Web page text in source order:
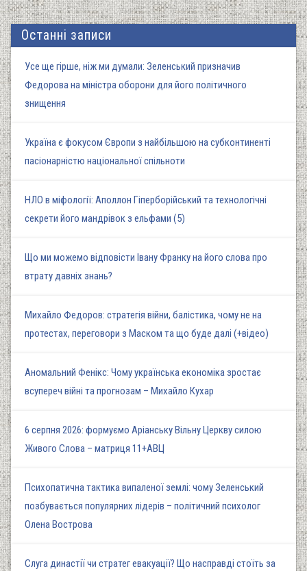
Останні записи
Усе ще гірше, ніж ми думали: Зеленський призначив
Федорова на міністра оборони для його політичного
знищення
Україна є фокусом Європи з найбільшою на субконтиненті
пасіонарністю національної спільноти
НЛО в міфології: Аполлон Гіперборійський та технологічні
секрети його мандрівок з ельфами (5)
Що ми можемо відповісти Івану Франку на його слова про
втрату давніх знань?
Михайло Федоров: стратегія війни, балістика, чому не на
протестах, переговори з Маском та що буде далі (+відео)
Аномальний Фенікс: Чому українська економіка зростає
всупереч війні та прогнозам – Михайло Кухар
6 серпня 2026: формуємо Аріанську Вільну Церкву силою
Живого Слова – матриця 11+АВЦ
Психопатична тактика випаленої землі: чому Зеленський
позбувається популярних лідерів – політичний психолог
Олена Вострова
Слуга династії чи стратег евакуації? Що насправді стоїть за